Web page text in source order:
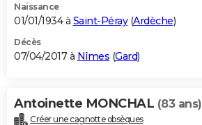
Naissance
01/01/1934 à Saint-Péray(Ardèche)
Décès
07/04/2017 à Nîmes (Gard)
Antoinette MONCHAL (83 ans)
Créer une cagnotte obsèques